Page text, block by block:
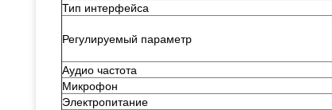
Тип интерфейса
Регулируемый параметр
Аудио частота
Микрофон
Электропитание